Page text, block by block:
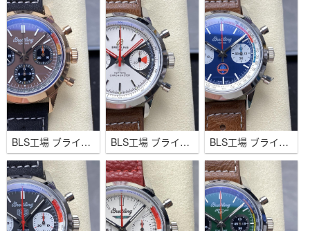
BLS工場 ブライトリング トップタイム B01 フォード サンダーバード 42ｍｍ ブラウン B01ムーブメント BLS工場 ブライトリング トップタイム B01 42ｍｍ ホワイト B01ムーブメント BLS工場 ブライトリング トップタイム B01 シェルビー コブラ 42ｍｍ ブルー B01ムーブメント